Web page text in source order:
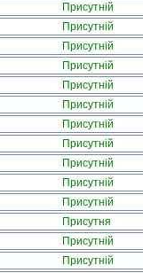
Присутній
Присутній
Присутній
Присутній
Присутній
Присутній
Присутній
Присутній
Присутній
Присутній
Присутній
Присутня
Присутній
Присутній